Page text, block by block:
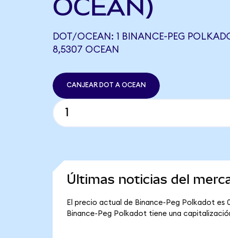
OCEAN)
DOT/OCEAN: 1 BINANCE-PEG
8,5307 OCEAN
CANJEAR DOT A OCEAN
Últimas noticias del
El precio actual de Binance-Peg Polkadot es
Binance-Peg Polkadot tiene una